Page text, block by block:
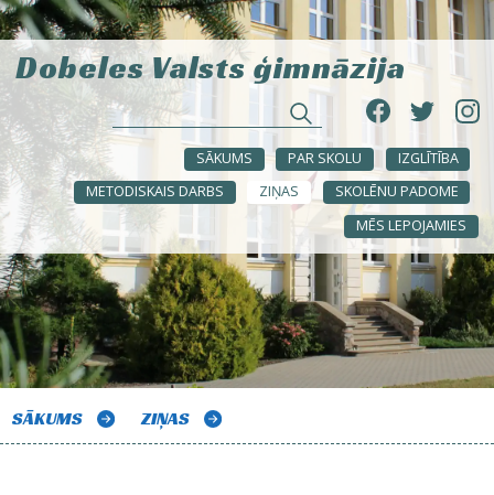
Dobeles Valsts ģimnāzija
SĀKUMS PAR SKOLU
IZGLĪTĪBA
METODISKAIS DARBS
ZIŅAS
SKOLĒNU PADOME
MĒS LEPOJAMIES
SĀKUMS ZIŅAS